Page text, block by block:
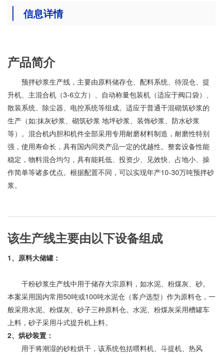
信息详情
产品简介
预拌砂浆生产线，主要由原料储存仓、配料系统、待混仓、提
升机、主混合机（3-6立方）、自动称量包装机（适应于阀口袋）、
散装系统、除尘器、电控系统等组成。适应于普通干混砌筑砂浆的
生产（如:抹灰砂浆、砌筑砂浆 地坪砂浆、装饰砂浆、防水砂浆
等）。混合机内胆和机件全部采用专用耐磨材料制造，耐磨性特别
强，使用寿命长，具有国内同类产品一定的优越性。整套设备性能
稳定，物料混合均匀，具有能耗低、投资少、见效快、占地小、操
作简单等诸多优点。根据配置不同，可以实现年产10-30万吨预拌砂
浆。
该生产线主要由以下设备组成
1、原料大储罐：
干粉砂浆生产线中用于储存大宗原料，如水泥、粉煤灰、砂。
本案采用国内常用50吨或100吨水泥仓（客户选型）作为原料仓，一
般采用水泥、粉煤灰、砂子三种原料仓。水泥、粉煤灰采用槽罐车
上料，砂子采用斗式提升机上料。
2、烘砂装置：
用于将潮湿的砂粒烘干，该系统包括喂料机、斗提机、热风